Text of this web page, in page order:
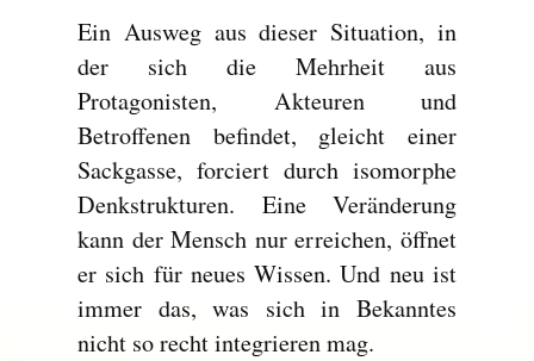
Ein Ausweg aus dieser Situation, in
der sich die Mehrheit aus
Protagonisten, Akteuren und
Betroffenen befindet, gleicht einer
Sackgasse, forciert durch isomorphe
Denkstrukturen. Eine Veränderung
kann der Mensch nur erreichen, öffnet
er sich für neues Wissen. Und neu ist
immer das, was sich in Bekanntes
nicht so recht integrieren mag.